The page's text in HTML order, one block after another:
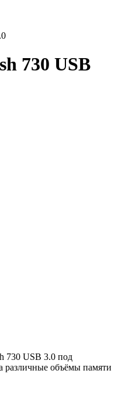
730 USB
730 USB 3.0 под
различные объёмы памяти